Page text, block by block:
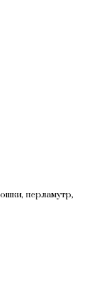
перламутр,